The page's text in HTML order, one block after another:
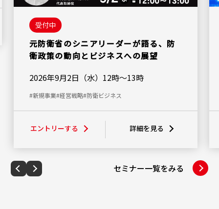
セミナー一覧をみる
受付中
元防衛省のシニアリーダーが語る、防
衛政策の動向とビジネスへの展望
2026年9月2日（水）12時～13時
#新規事業#経営戦略#防衛ビジネス
エントリーする 詳細を見る